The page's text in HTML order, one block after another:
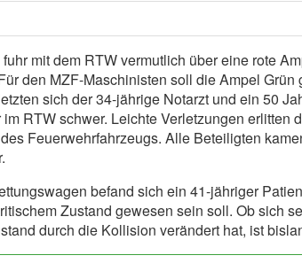
mit dem RTW vermutlich über eine rote
den MZF-Maschinisten soll die Ampel Grün
sich der 34-jährige Notarzt und ein 50
RTW schwer. Leichte Verletzungen erlitten
Feuerwehrfahrzeugs. Alle Beteiligten
befand sich ein 41-jähriger
Zustand gewesen sein soll. Ob sich
durch die Kollision verändert hat, ist